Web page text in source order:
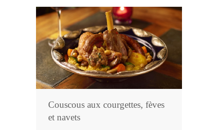
Couscous aux courgettes, fèves
et navets